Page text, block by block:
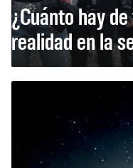
¿Cuánto hay
realidad en la